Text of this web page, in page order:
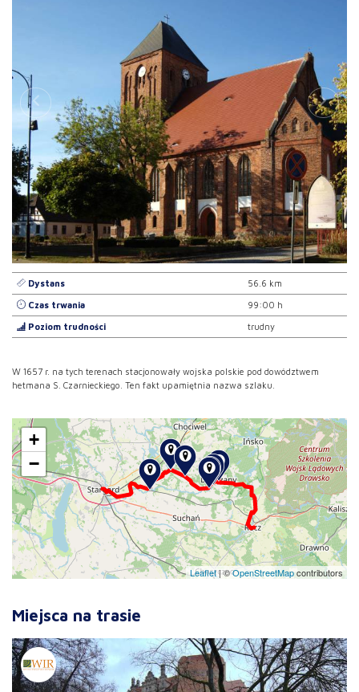
Dystans 56.6 km
Czas trwania 99:00 h
Poziom trudności trudny
W 1657 r. na tych terenach stacjonowały wojska polskie pod dowództwem
hetmana S. Czarnieckiego. Ten fakt upamiętnia nazwa szlaku.
+
−
Leaflet|©OpenStreetMapcontributors
Miejsca na trasie